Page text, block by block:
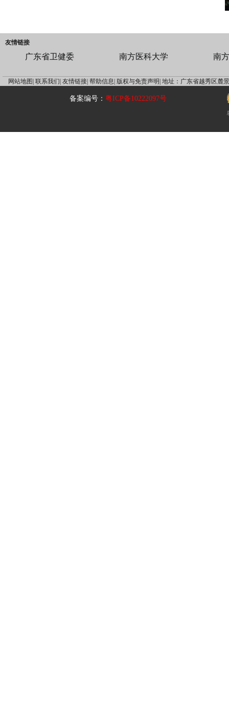
友情链接
广东省卫健委 南方医科大学 南
网站地图| 联系我们| 友情链接| 帮助信息| 版权与免责声明| 地址：广东省越秀区麓
备案编号：粤ICP备10222097号